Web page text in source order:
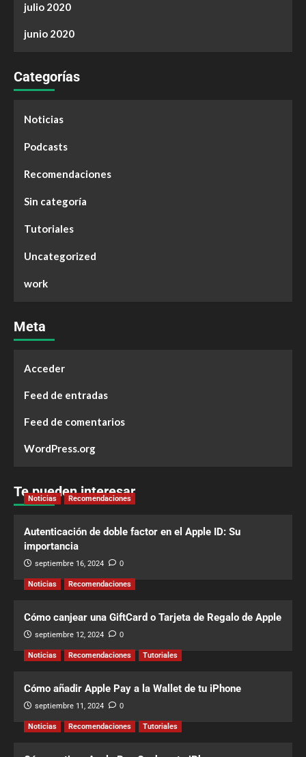
julio 2020
junio 2020
Categorías
Noticias
Podcasts
Recomendaciones
Sin categoría
Tutoriales
Uncategorized
work
Meta
Acceder
Feed de entradas
Feed de comentarios
WordPress.org
Te pueden interesar
Noticias Recomendaciones
Autenticación de doble factor en el Apple ID: Su
importancia
septiembre 16, 2024 0
Noticias Recomendaciones
Cómo canjear una GiftCard o Tarjeta de Regalo de Apple
septiembre 12, 2024 0
Noticias Recomendaciones Tutoriales
Cómo añadir Apple Pay a la Wallet de tu iPhone
septiembre 11, 2024 0
Noticias Recomendaciones Tutoriales